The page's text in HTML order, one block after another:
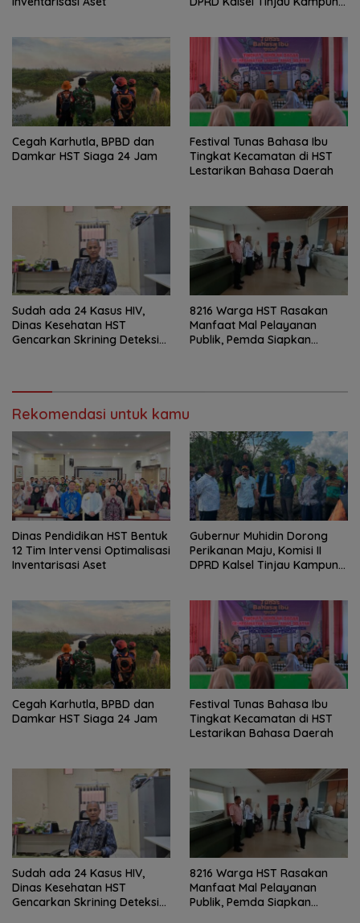
Cegah Karhutla, BPBD dan
Damkar HST Siaga 24 Jam
Festival Tunas Bahasa Ibu
Tingkat Kecamatan di HST
Lestarikan Bahasa Daerah
Sudah ada 24 Kasus HIV,
Dinas Kesehatan HST
Gencarkan Skrining Deteksi
8216 Warga HST Rasakan
Manfaat Mal Pelayanan
Publik, Pemda Siapkan
Rekomendasi untuk kamu
Dinas Pendidikan HST Bentuk
12 Tim Intervensi Optimalisasi
Inventarisasi Aset
Gubernur Muhidin Dorong
Perikanan Maju, Komisi II
DPRD Kalsel Tinjau Kampung
Cegah Karhutla, BPBD dan
Damkar HST Siaga 24 Jam
Festival Tunas Bahasa Ibu
Tingkat Kecamatan di HST
Lestarikan Bahasa Daerah
Sudah ada 24 Kasus HIV,
Dinas Kesehatan HST
Gencarkan Skrining Deteksi
8216 Warga HST Rasakan
Manfaat Mal Pelayanan
Publik, Pemda Siapkan